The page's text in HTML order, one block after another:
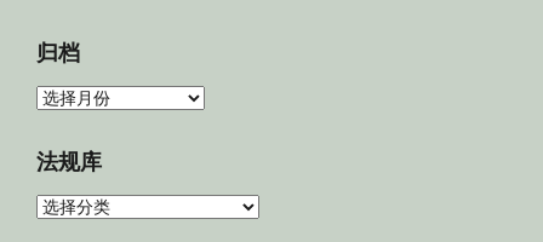
归档
归
法规库
法